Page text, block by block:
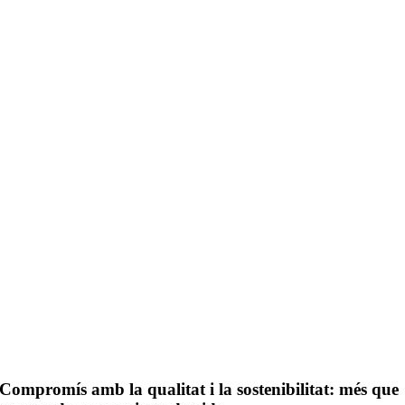
Compromís amb la qualitat i la sostenibilitat: més que